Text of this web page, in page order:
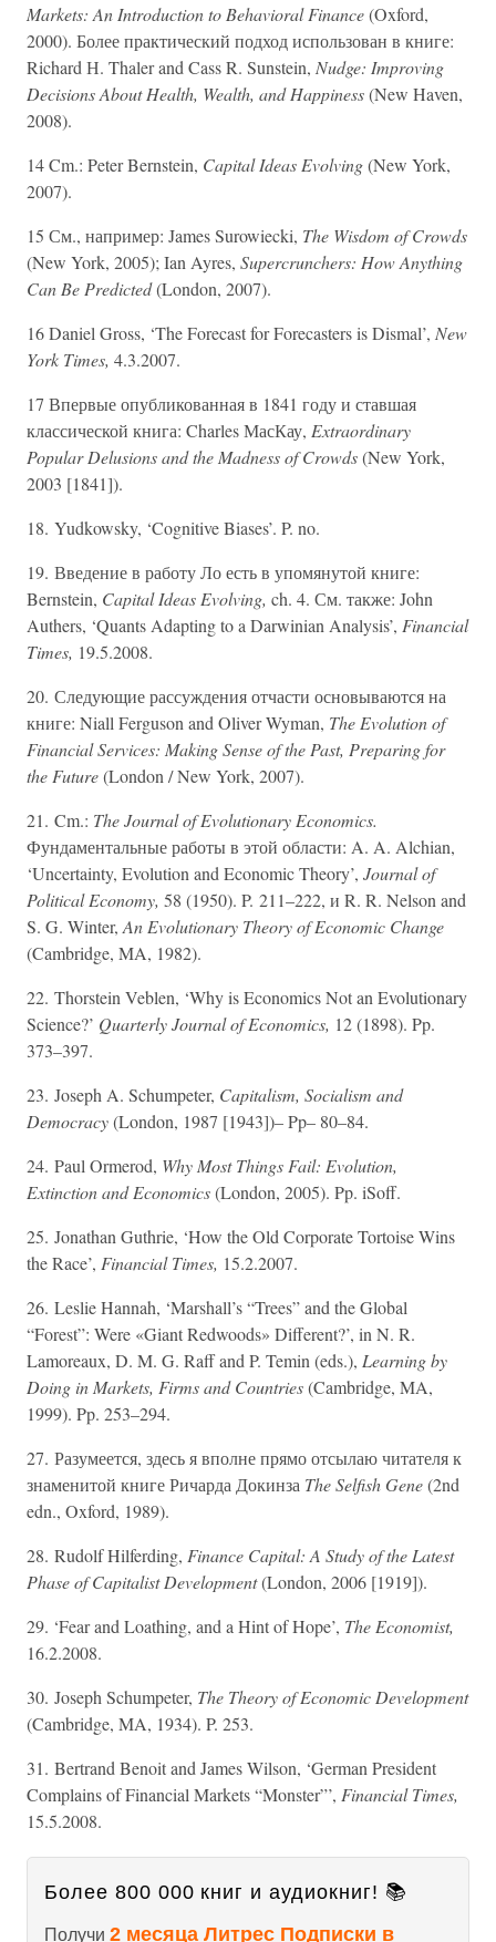
Markets: An Introduction to Behavioral Finance(Oxford,
2000). Более практический подход использован в книге:
Richard Н. Thaler and Cass R. Sunstein, Nudge: Improving
Decisions About Health, Wealth, and Happiness(New Haven,
2008).
14 Cm.: Peter Bernstein, Capital Ideas Evolving(New York,
2007).
15 См., например: James Surowiecki, The Wisdom of Crowds
(New York, 2005); Ian Ayres, Supercrunchers: How Anything
Can Be Predicted(London, 2007).
16 Daniel Gross, ‘The Forecast for Forecasters is Dismal’, New
York Times, 4.3.2007.
17 Впервые опубликованная в 1841 году и ставшая
классической книга: Charles МасКау, Extraordinary
Popular Delusions and the Madness of Crowds(New York,
2003 [1841]).
18. Yudkowsky, ‘Cognitive Biases’. P. no.
19. Введение в работу Ло есть в упомянутой книге:
Bernstein, Capital Ideas Evolving, ch. 4. См. также: John
Authers, ‘Quants Adapting to a Darwinian Analysis’, Financial
Times, 19.5.2008.
20. Следующие рассуждения отчасти основываются на
книге: Niall Ferguson and Oliver Wyman, The Evolution of
Financial Services: Making Sense of the Past, Preparing for
the Future(London / New York, 2007).
21. Cm.: The Journal of Evolutionary Economics.
Фундаментальные работы в этой области: A. A. Alchian,
‘Uncertainty, Evolution and Economic Theory’, Journal of
Political Economy, 58 (1950). P. 211–222, и R. R. Nelson and
S. G. Winter, An Evolutionary Theory of Economic Change
(Cambridge, MA, 1982).
22. Thorstein Veblen, ‘Why is Economics Not an Evolutionary
Science?’ Quarterly Journal of Economics, 12 (1898). Pp.
373–397.
23. Joseph A. Schumpeter, Capitalism, Socialism and
Democracy(London, 1987 [1943])– Pp– 80–84.
24. Paul Ormerod, Why Most Things Fail: Evolution,
Extinction and Economics(London, 2005). Pp. iSoff.
25. Jonathan Guthrie, ‘How the Old Corporate Tortoise Wins
the Race’, Financial Times, 15.2.2007.
26. Leslie Hannah, ‘Marshall’s “Trees” and the Global
“Forest”: Were «Giant Redwoods» Different?’, in N. R.
Lamoreaux, D. M. G. Raff and P. Temin (eds.), Learning by
Doing in Markets, Firms and Countries(Cambridge, MA,
1999). Pp. 253–294.
27. Разумеется, здесь я вполне прямо отсылаю читателя к
знаменитой книге Ричарда Докинза The Selfish Gene(2nd
edn., Oxford, 1989).
28. Rudolf Hilferding, Finance Capital: A Study of the Latest
Phase of Capitalist Development(London, 2006 [1919]).
29. ‘Fear and Loathing, and a Hint of Hope’, The Economist,
16.2.2008.
30. Joseph Schumpeter, The Theory of Economic Development
(Cambridge, MA, 1934). P. 253.
31. Bertrand Benoit and James Wilson, ‘German President
Complains of Financial Markets “Monster”’, Financial Times,
15.5.2008.
Более 800 000 книг и аудиокниг! 📚
Получи 2 месяца Литрес Подписки в